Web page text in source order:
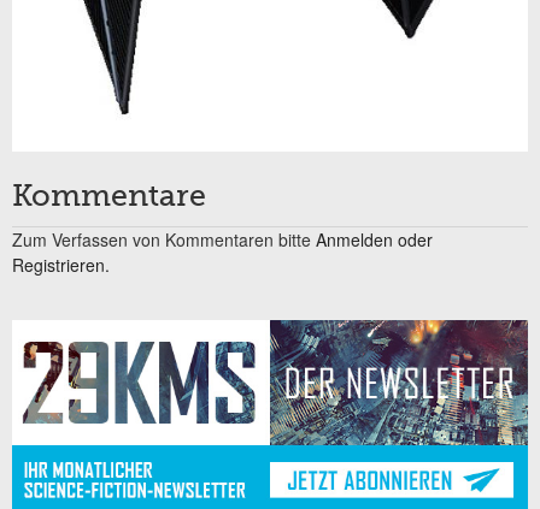
Kommentare
Zum Verfassen von Kommentaren bitte Anmelden oder
Registrieren.